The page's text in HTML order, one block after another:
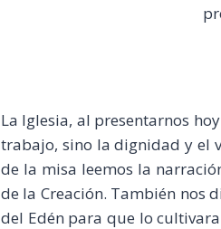
La Iglesia, al presentarnos
trabajo, sino la dignidad y el
de la misa leemos la
de la Creación. También nos
del Edén para que lo